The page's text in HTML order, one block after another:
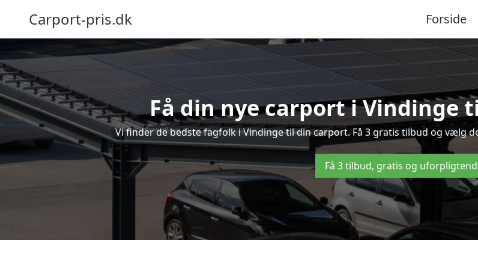
Carport-pris.dk Forside
Få din nye carport i Vindinge
Vi finder de bedste fagfolk i Vindinge til din carport. Få 3 gratis tilbud og vælg
Få 3 tilbud, gratis og